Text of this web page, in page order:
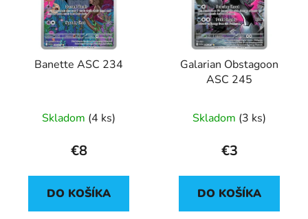
Banette ASC 234
Skladom (4 ks)
€8
DO KOŠÍKA
Galarian Obstagoon
ASC 245
Skladom (3 ks)
€3
DO KOŠÍKA